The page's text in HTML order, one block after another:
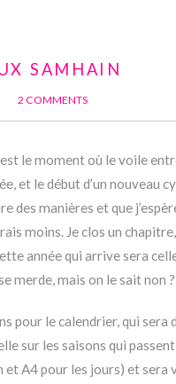
SAMHAIN
2 COMMENTS
le moment où le voile
et le début d’un nouveau
des manières et que
moins. Je clos un
année qui arrive sera
merde, mais on le sait non ?
pour le calendrier, qui
sur les saisons qui
A4 pour les jours) et sera